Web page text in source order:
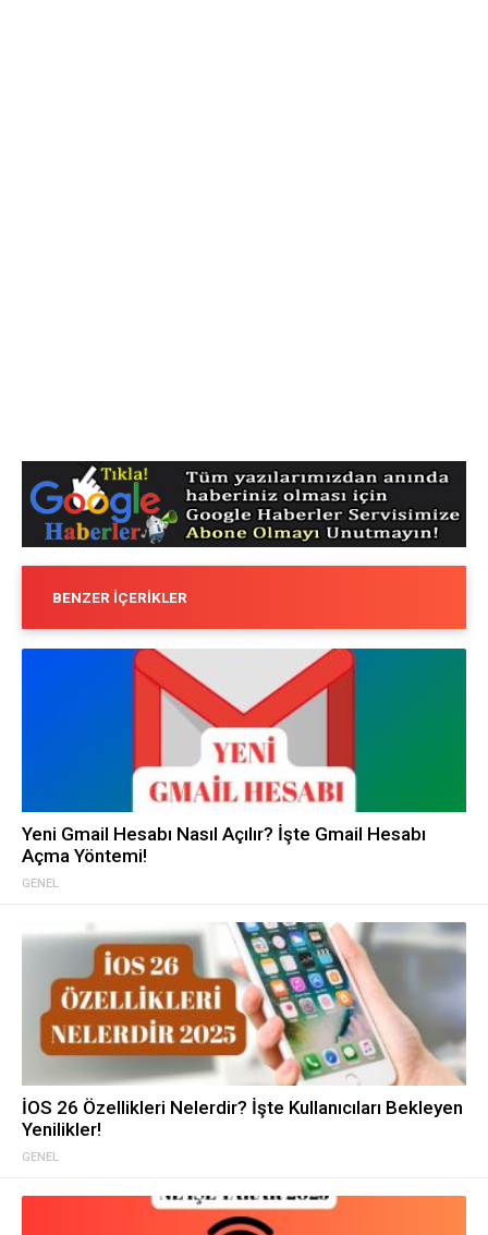
BENZER İÇERIKLER
GENEL
Yeni Gmail Hesabı Nasıl Açılır? İşte Gmail Hesabı
Açma Yöntemi!
GENEL
İOS 26 Özellikleri Nelerdir? İşte Kullanıcıları Bekleyen
Yenilikler!